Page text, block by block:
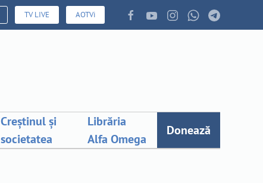
TV LIVE AOTVi
Creștinul și
societatea
Librăria
Alfa Omega
Donează